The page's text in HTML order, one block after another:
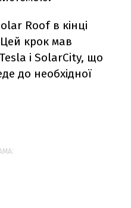
Roof в кінці
крок мав
і SolarCity, що
до необхідної